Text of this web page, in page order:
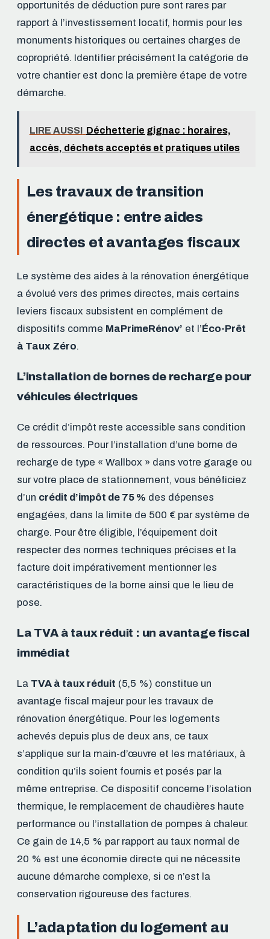
opportunités de déduction pure sont rares par
rapport à l’investissement locatif, hormis pour les
monuments historiques ou certaines charges de
copropriété. Identifier précisément la catégorie de
votre chantier est donc la première étape de votre
démarche.
LIRE AUSSI Déchetterie gignac : horaires,
accès, déchets acceptés et pratiques utiles
Les travaux de transition
énergétique : entre aides
directes et avantages fiscaux
Le système des aides à la rénovation énergétique
a évolué vers des primes directes, mais certains
leviers fiscaux subsistent en complément de
dispositifs comme MaPrimeRénov’ et l’Éco-Prêt
à Taux Zéro.
L’installation de bornes de recharge pour
véhicules électriques
Ce crédit d’impôt reste accessible sans condition
de ressources. Pour l’installation d’une borne de
recharge de type « Wallbox » dans votre garage ou
sur votre place de stationnement, vous bénéficiez
d’un crédit d’impôt de 75 % des dépenses
engagées, dans la limite de 500 € par système de
charge. Pour être éligible, l’équipement doit
respecter des normes techniques précises et la
facture doit impérativement mentionner les
caractéristiques de la borne ainsi que le lieu de
pose.
La TVA à taux réduit : un avantage fiscal
immédiat
La TVA à taux réduit (5,5 %) constitue un
avantage fiscal majeur pour les travaux de
rénovation énergétique. Pour les logements
achevés depuis plus de deux ans, ce taux
s’applique sur la main-d’œuvre et les matériaux, à
condition qu’ils soient fournis et posés par la
même entreprise. Ce dispositif concerne l’isolation
thermique, le remplacement de chaudières haute
performance ou l’installation de pompes à chaleur.
Ce gain de 14,5 % par rapport au taux normal de
20 % est une économie directe qui ne nécessite
aucune démarche complexe, si ce n’est la
conservation rigoureuse des factures.
L’adaptation du logement au